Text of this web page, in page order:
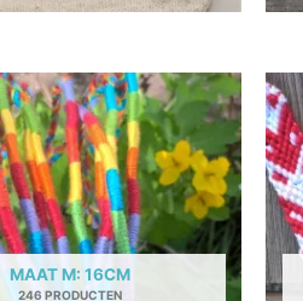
MAAT M: 16CM
246 PRODUCTEN